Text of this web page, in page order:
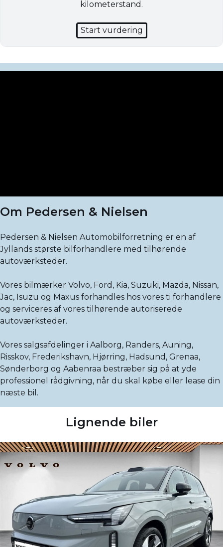
kilometerstand.
Start vurdering
Om Pedersen & Nielsen
Pedersen & Nielsen Automobilforretning er en af
Jyllands største bilforhandlere med tilhørende
autoværksteder.
Vores bilmærker Volvo, Ford, Kia, Suzuki, Mazda, Nissan,
Jac, Isuzu og Maxus forhandles hos vores ti forhandlere
og serviceres af vores tilhørende autoriserede
autoværksteder.
Vores salgsafdelinger i Aalborg, Randers, Auning,
Risskov, Frederikshavn, Hjørring, Hadsund, Grenaa,
Sønderborg og Aabenraa bestræber sig på at yde
professionel rådgivning, når du skal købe eller lease din
næste bil.
Lignende biler